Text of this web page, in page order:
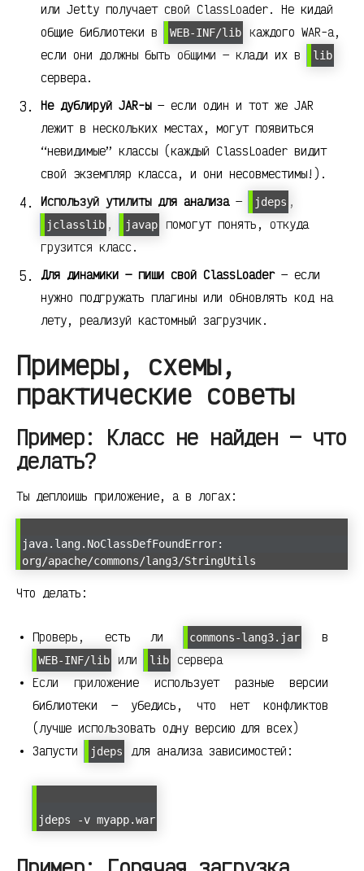
или Jetty получает свой ClassLoader. Не кидай
общие библиотеки в
WEB-INF/lib
каждого WAR-а,
если они должны быть общими — клади их в
lib
сервера.
Не дублируй JAR-ы— если один и тот же JAR
лежит в нескольких местах, могут появиться
“невидимые” классы (каждый ClassLoader видит
свой экземпляр класса, и они несовместимы!).
Используй утилиты для анализа— jdeps ,
jclasslib , javap
помогут понять, откуда
грузится класс.
Для динамики — пиши свой ClassLoader— если
нужно подгружать плагины или обновлять код на
лету, реализуй кастомный загрузчик.
Примеры, схемы,
практические советы
Пример: Класс не найден — что
делать?
Ты деплоишь приложение, а в логах:
java.lang.NoClassDefFoundError:
org/apache/commons/lang3/StringUtils
Что делать:
Проверь, есть ли commons-lang3.jar в
WEB-INF/lib или lib
сервера
Если приложение использует разные версии
библиотеки — убедись, что нет конфликтов
(лучше использовать одну версию для всех)
Запусти
jdeps для анализа зависимостей:
jdeps -v myapp.war